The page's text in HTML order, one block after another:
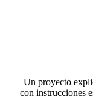
Un proyecto
con instrucciones